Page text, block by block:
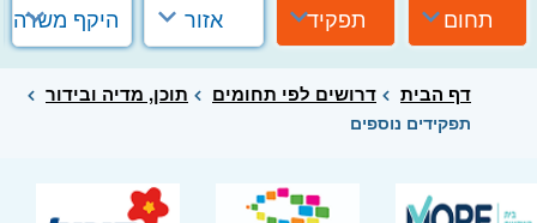
תחום תפקיד אזור היקף משרה
דף הבית דרושים לפי תחומים תוכן, מדיה ובידור
תפקידים נוספים